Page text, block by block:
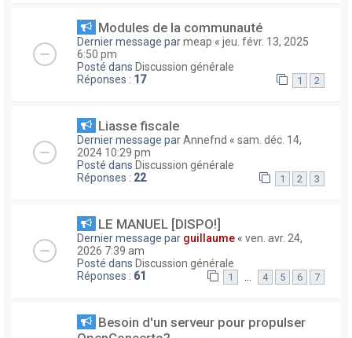
Modules de la communauté
Dernier message parmeap « jeu. févr. 13, 2025
6:50 pm
Posté dans Discussion générale
Réponses : 17 1 2
Liasse fiscale
Dernier message parAnnefnd « sam. déc. 14,
2024 10:29 pm
Posté dans Discussion générale
Réponses : 22 1 2 3
LE MANUEL [DISPO!]
Dernier message par guillaume « ven. avr. 24,
2026 7:39 am
Posté dans Discussion générale
Réponses : 61 1 … 4 5 6 7
Besoin d'un serveur pour propulser